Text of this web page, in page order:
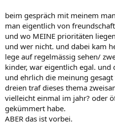
beim gespräch mit meinem
man eigentlich von
und wo MEINE prioritäten
und wer nicht. und dabei kam
lege auf regelmässig sehen/
kinder, war eigentlich egal.
und ehrlich die meinung
dreien traf dieses thema
vielleicht einmal im jahr? oder
gekümmert habe.
ABER das ist vorbei.